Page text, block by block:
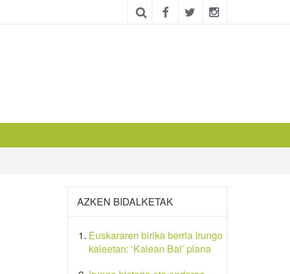
AZKEN BIDALKETAK
Euskararen birika berria Irungo
kaleetan: ‘Kalean Bai’ plana